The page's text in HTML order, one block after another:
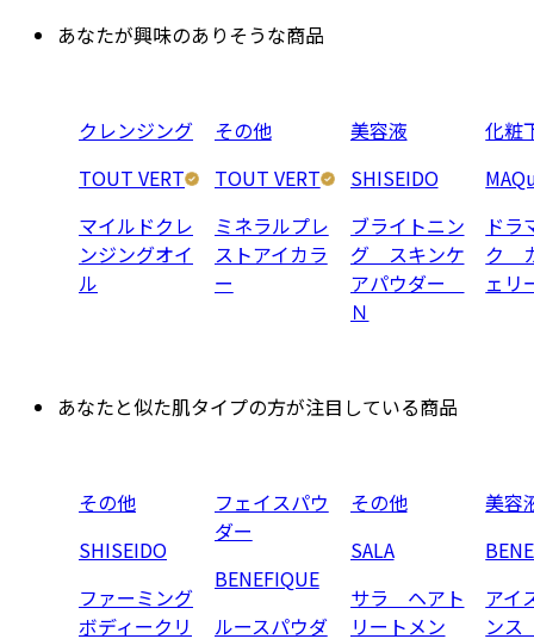
あなたが興味のありそうな商品
クレンジング
TOUT VERT
マイルドクレ
ンジングオイ
ル
その他
TOUT VERT
ミネラルプレ
ストアイカラ
ー
美容液
SHISEIDO
ブライトニン
グ スキンケ
アパウダー
Ｎ
化粧
ドラ
ク
ェ
あなたと似た肌タイプの方が注目している商品
その他
SHISEIDO
ファーミング
ボディークリ
フェイスパウ
ダー
BENEFIQUE
ルースパウダ
その他
SALA
サラ ヘアト
リートメン
美容
アイ
ン